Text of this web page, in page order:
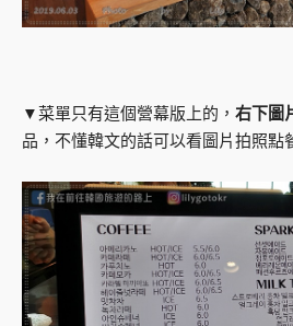
▼菜單只有這個營幕版上的， 右下圖
品，不懂韓文的話可以看圖片拍照點